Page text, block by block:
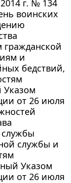
г. № 134
воинских
и
бедствий,
Указом
от 26 июля
службы и
Указом
от 26 июля